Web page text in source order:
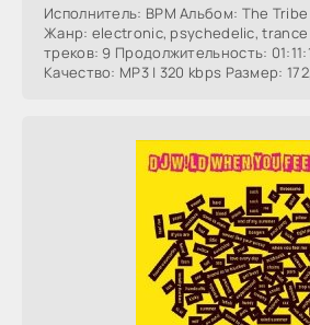
Исполнитель: BPM Альбом: The Tribe
Жанр: electronic, psychedelic, trance
треков: 9 Продолжительность:
Качество: MP3 | 320 kbps Размер: